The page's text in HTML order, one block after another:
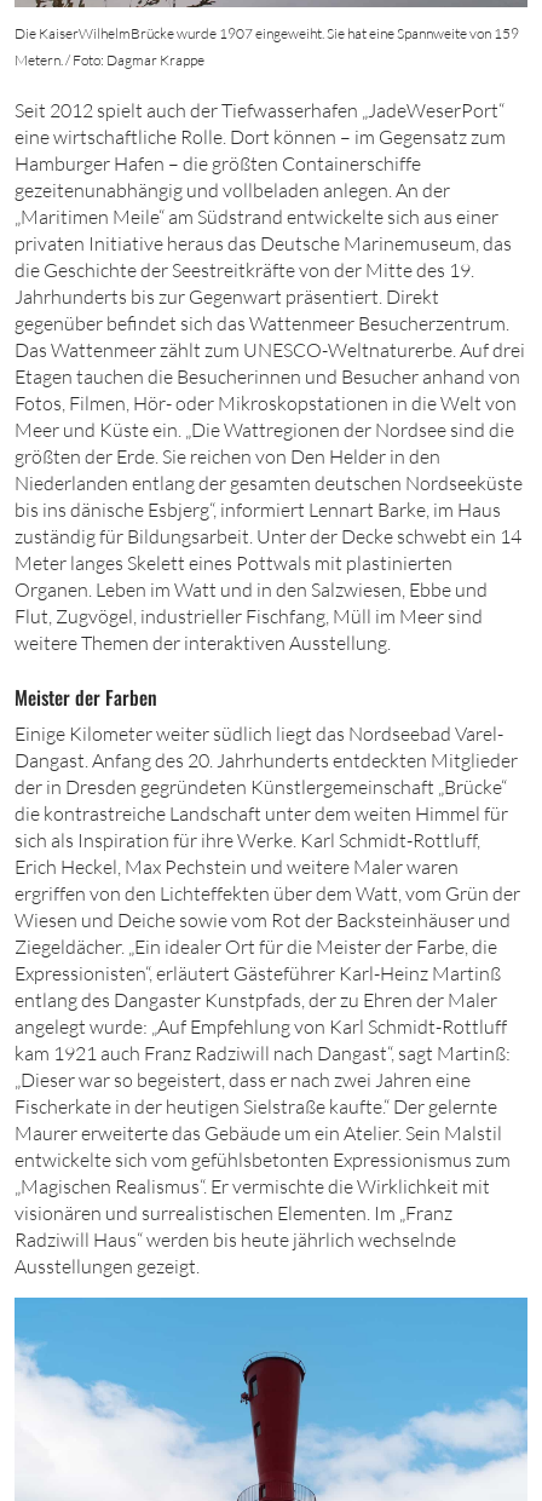
Die KaiserWilhelmBrücke wurde 1907 eingeweiht. Sie hat eine Spannweite von 159
Metern. / Foto: Dagmar Krappe
Seit 2012 spielt auch der Tiefwasserhafen „JadeWeserPort“
eine wirtschaftliche Rolle. Dort können – im Gegensatz zum
Hamburger Hafen – die größten Containerschiffe
gezeitenunabhängig und vollbeladen anlegen. An der
„Maritimen Meile“ am Südstrand entwickelte sich aus einer
privaten Initiative heraus das Deutsche Marinemuseum, das
die Geschichte der Seestreitkräfte von der Mittedes 19
Jahrhunderts bis zur Gegenwart präsentiert. Direkt
gegenüber befindet sich das Wattenmeer Besucherzentrum.
Das Wattenmeer zählt zum UNESCO-Weltnaturerbe . Auf drei
Etagen tauchen die Besucherinnen und Besucher anhand von
Fotos, Filmen, Hör- oder Mikroskopstationen in die Welt von
Meer und Küste ein. „Die Wattregionen der Nordsee sind die
größten der Erde. Sie reichen von Den Helder in den
Niederlanden entlang der gesamten deutschen Nordseeküste
bis ins dänische Esbjerg“, informiert Lennart Barke, im Haus
zuständig für Bildungsarbeit. Unter der Decke schwebt ein 14
Meter langes Skelett eines Pottwals mit plastinierten
Organen. Leben im Watt und in den Salzwiesen, Ebbe und
Flut, Zugvögel, industrieller Fischfang, Müll im Meer sind
weitere Themen der interaktiven Ausstellung.
Meister der Farben
Einige Kilometer weiter südlich liegt das Nordseebad Varel-
Dangast. Anfangdes 20 . Jahrhunderts entdeckten Mitglieder
der in Dresden gegründeten Künstlergemeinschaft „Brücke“
die kontrastreiche Landschaft unter dem weiten Himmel für
sich als Inspiration für ihre Werke. Karl Schmidt-Rottluff,
Erich Heckel, Max Pechstein und weitere Maler waren
ergriffen von den Lichteffekten über dem Watt, vom Grün der
Wiesen und Deiche sowie vom Rot der Backsteinhäuser und
Ziegeldächer. „Ein idealer Ort für die Meister der Farbe, die
Expressionisten“, erläutert Gästeführer Karl-Heinz Martinß
entlang des Dangaster Kunstpfads, der zu Ehren der Maler
angelegt wurde: „Auf Empfehlung von Karl Schmidt-Rottluff
kam 1921 auch Franz Radziwill nach Dangast“, sagt Martinß:
„Dieser war so begeistert, dass er nach zwei Jahren eine
Fischerkate in der heutigen Sielstraße kaufte.“ Der gelernte
Maurer erweiterte das Gebäude um ein Atelier. Sein Malstil
entwickelte sich vom gefühlsbetonten Expressionismus zum
„Magischen Realismus“. Er vermischte die Wirklichkeit mit
visionären und surrealistischen Elementen. Im „Franz
Radziwill Haus“ werden bis heute jährlich wechselnde
Ausstellungen gezeigt.